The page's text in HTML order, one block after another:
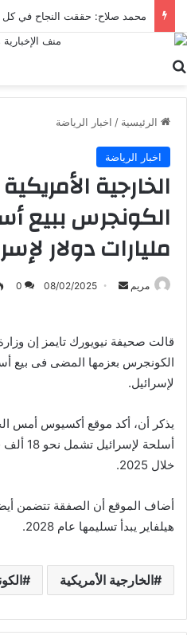
الرئيسية / اخبار الرياضة
اخبار الرياضة
الخارجية
مليارات دولار
مريم
أرسل 08/02/2025
0
قالت صحيفة نيويورك تايمز إن
لإسرائيل.
يذكر أن، أكد موقع أكسيوس أمس
أسلحة
خلال 2025.
هيلفاير يبدأ تسليمها عام 2028.
الخارجية الأمريكية